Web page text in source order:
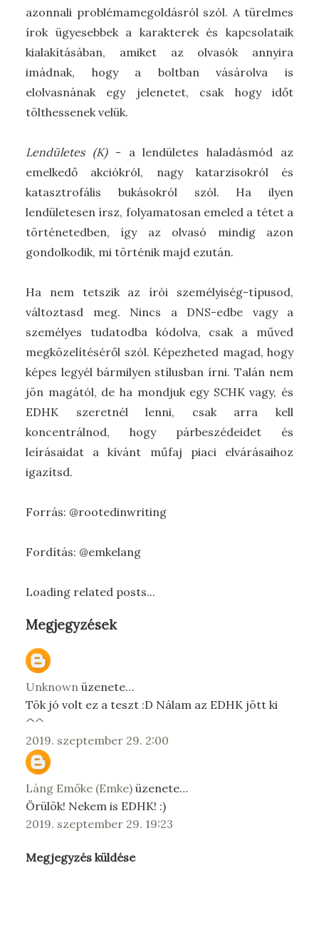
azonnali problémamegoldásról szól. A türelmes
írok ügyesebbek a karakterek és kapcsolataik
kialakításában, amiket az olvasók annyira
imádnak, hogy a boltban vásárolva is
elolvasnának egy jelenetet, csak hogy időt
tölthessenek velük.
Lendületes (K)- a lendületes haladásmód az
emelkedő akciókról, nagy katarzisokról és
katasztrofális bukásokról szól. Ha ilyen
lendületesen írsz, folyamatosan emeled a tétet a
történetedben, így az olvasó mindig azon
gondolkodik, mi történik majd ezután.
Ha nem tetszik az írói személyiség-típusod,
változtasd meg. Nincs a DNS-edbe vagy a
személyes tudatodba kódolva, csak a műved
megközelítéséről szól. Képezheted magad, hogy
képes legyél bármilyen stílusban írni. Talán nem
jön magától, de ha mondjuk egy SCHK vagy, és
EDHK szeretnél lenni, csak arra kell
koncentrálnod, hogy párbeszédeidet és
leírásaidat a kívánt műfaj piaci elvárásaihoz
igazítsd.
Forrás: @rootedinwriting
Fordítás: @emkelang
Loading related posts...
Megjegyzések
Unknown üzenete…
Tök jó volt ez a teszt :D Nálam az EDHK jött ki
^^
2019. szeptember 29. 2:00
Láng Emőke (Emke) üzenete…
Örülök! Nekem is EDHK! :)
2019. szeptember 29. 19:23
Megjegyzés küldése